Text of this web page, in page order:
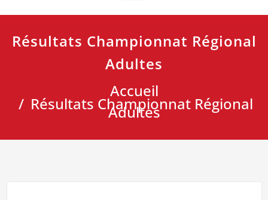
Résultats Championnat Régional
Adultes
Accueil
Résultats Championnat Régional
Adultes